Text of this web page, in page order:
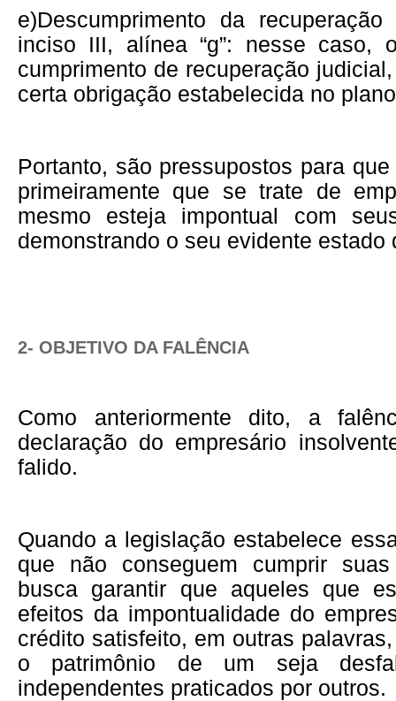
e)Descumprimento da
inciso III, alínea “g”: nesse caso,
cumprimento de recuperação
certa obrigação estabelecida no
Portanto, são pressupostos para
primeiramente que se trate de
mesmo esteja impontual com
demonstrando o seu evidente estado
2- OBJETIVO DA FALÊNCIA
Como anteriormente dito, a
declaração do empresário
falido.
Quando a legislação estabelece
que não conseguem cumprir
busca garantir que aqueles que
efeitos da impontualidade do
crédito satisfeito, em outras
o patrimônio de um seja
independentes praticados por outros.